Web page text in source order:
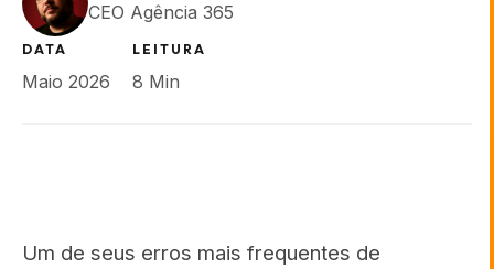
CEO Agência 365
DATA
Maio 2026
LEITURA
8 Min
Um de seus erros mais frequentes de